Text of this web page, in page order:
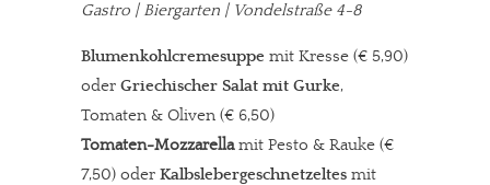
Gastro | Biergarten | Vondelstraße 4-8
Blumenkohlcremesuppe mit Kresse (€ 5,90)
oder Griechischer Salat mit Gurke,
Tomaten & Oliven (€ 6,50)
Tomaten-Mozzarellamit Pesto & Rauke (€
7,50) oder Kalbslebergeschnetzeltes mit